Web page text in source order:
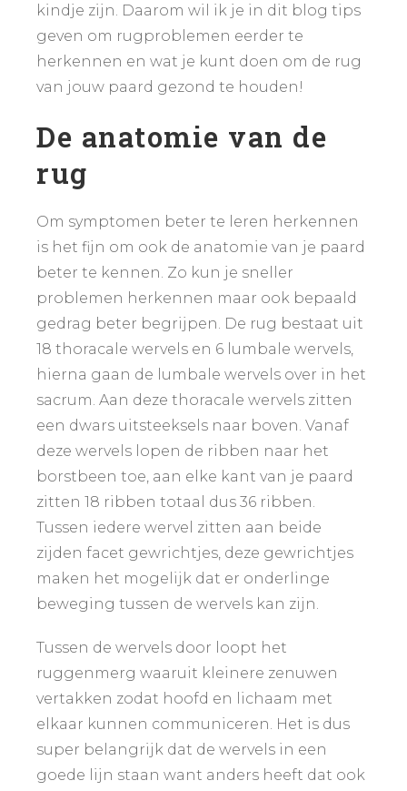
kindje zijn. Daarom wil ik je in dit blog tips
geven om rugproblemen eerder te
herkennen en wat je kunt doen om de rug
van jouw paard gezond te houden!
De anatomie van de
rug
Om symptomen beter te leren herkennen
is het fijn om ook de anatomie van je paard
beter te kennen. Zo kun je sneller
problemen herkennen maar ook bepaald
gedrag beter begrijpen. De rug bestaat uit
18 thoracale wervels en 6 lumbale wervels,
hierna gaan de lumbale wervels over in het
sacrum. Aan deze thoracale wervels zitten
een dwars uitsteeksels naar boven. Vanaf
deze wervels lopen de ribben naar het
borstbeen toe, aan elke kant van je paard
zitten 18 ribben totaal dus 36 ribben.
Tussen iedere wervel zitten aan beide
zijden facet gewrichtjes, deze gewrichtjes
maken het mogelijk dat er onderlinge
beweging tussen de wervels kan zijn.
Tussen de wervels door loopt het
ruggenmerg waaruit kleinere zenuwen
vertakken zodat hoofd en lichaam met
elkaar kunnen communiceren. Het is dus
super belangrijk dat de wervels in een
goede lijn staan want anders heeft dat ook